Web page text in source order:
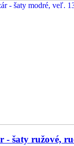
- šaty ružové,